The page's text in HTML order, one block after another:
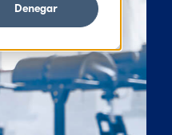
Denegar